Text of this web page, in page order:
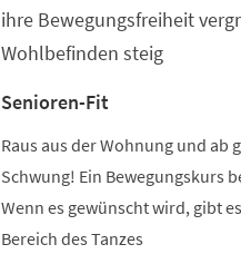
ihre Bewegungsfreiheit
Wohlbefinden steig
Senioren-Fit
Raus aus der Wohnung und ab
Schwung! Ein Bewegungskurs
Wenn es gewünscht wird, gibt
Bereich des Tanzes